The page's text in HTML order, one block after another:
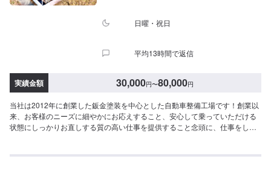
日曜・祝日
平均13時間で返信
実績金額 30,000円〜80,000円
当社は2012年に創業した鈑金塗装を中心とした自動車整備工場です！創業以
来、お客様のニーズに細やかにお応えすること、安心して乗っていただける
状態にしっかりお直しする質の高い仕事を提供すること念頭に、仕事をして
サービスの強化はもちろん、働くスタッフのストレスを軽減し、よりお客様